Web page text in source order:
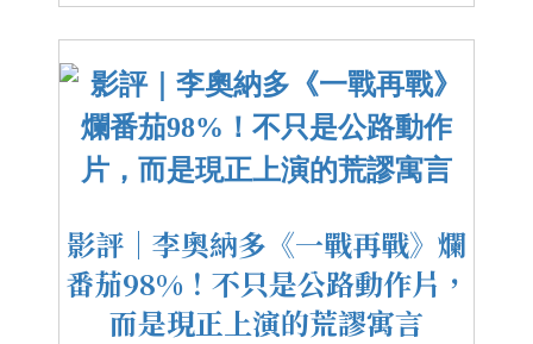
影評｜李奧納多《一戰再戰》爛
番茄98%！不只是公路動作片，
而是現正上演的荒謬寓言